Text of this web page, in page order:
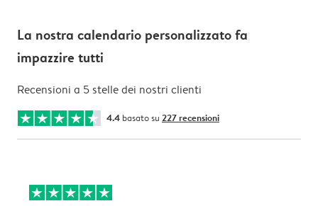
La nostra calendario personalizzato fa
impazzire tutti
Recensioni a 5 stelle dei nostri clienti
4.4 basato su 227 recensioni